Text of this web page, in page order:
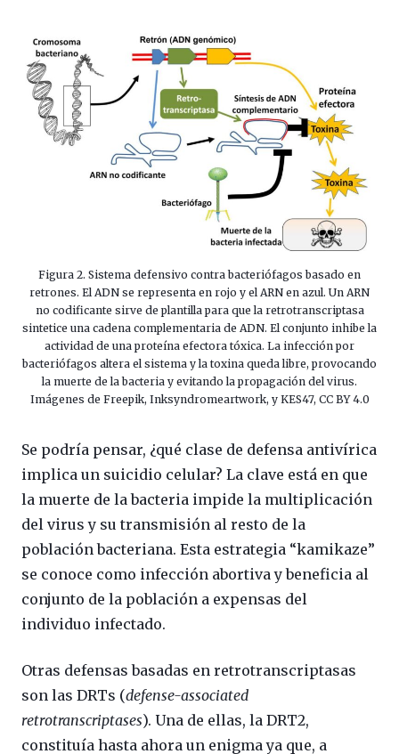
Figura 2. Sistema defensivo contra bacteriófagos basado en
retrones. El ADN se representa en rojo y el ARN en azul. Un ARN
no codificante sirve de plantilla para que la retrotranscriptasa
sintetice una cadena complementaria de ADN. El conjunto inhibe la
actividad de una proteína efectora tóxica. La infección por
bacteriófagos altera el sistema y la toxina queda libre, provocando
la muerte de la bacteria y evitando la propagación del virus.
Imágenes de Freepik, Inksyndromeartwork, y KES47, CC BY 4.0
Se podría pensar, ¿qué clase de defensa antivírica
implica un suicidio celular? La clave está en que
la muerte de la bacteria impide la multiplicación
del virus y su transmisión al resto de la
población bacteriana. Esta estrategia “kamikaze”
se conoce como infección abortiva y beneficia al
conjunto de la población a expensas del
individuo infectado.
Otras defensas basadas en retrotranscriptasas
son las DRTs (defense-associated
retrotranscriptases). Una de ellas, la DRT2,
constituía hasta ahora un enigma ya que, a